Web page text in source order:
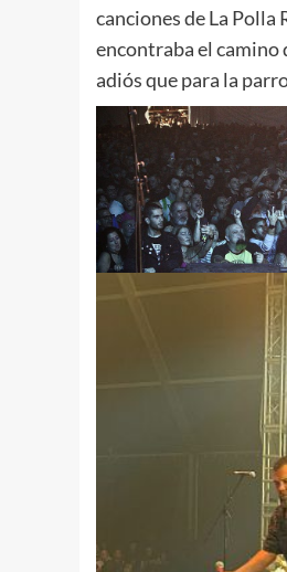
canciones de La
encontraba el camino
adiós que para la